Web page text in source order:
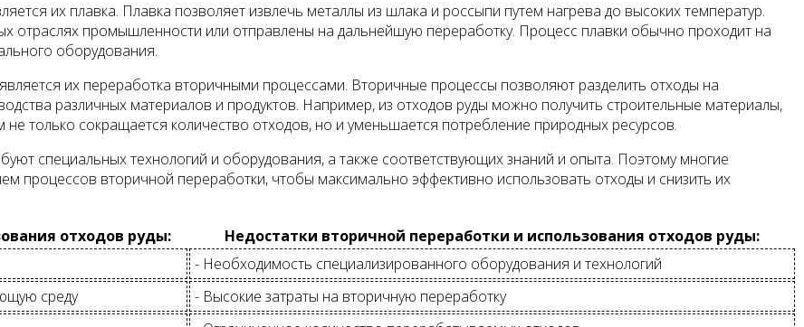
их плавка. Плавка позволяет извлечь металлы из шлака и россыпи путем нагрева до высоких температур.
отраслях промышленности или отправлены на дальнейшую переработку. Процесс плавки обычно проходит на
оборудования.
их переработка вторичными процессами. Вторичные процессы позволяют разделить отходы на
различных материалов и продуктов. Например, из отходов руды можно получить строительные материалы,
только сокращается количество отходов, но и уменьшается потребление природных ресурсов.
специальных технологий и оборудования, а также соответствующих знаний и опыта. Поэтому многие
процессов вторичной переработки, чтобы максимально эффективно использовать отходы и снизить их
отходов руды:
Недостатки вторичной переработки и использования отходов руды:
- Необходимость специализированного оборудования и технологий
среду
- Высокие затраты на вторичную переработку